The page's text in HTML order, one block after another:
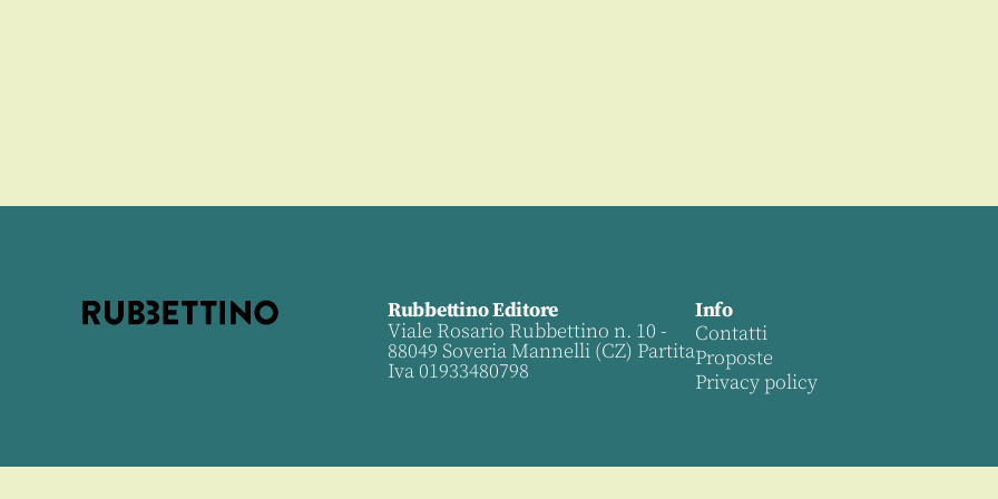
Rubbettino Editore
Viale Rosario Rubbettino n. 10 -
88049 Soveria Mannelli (CZ) Partita
Iva 01933480798
Info
Contatti
Proposte
Privacy policy